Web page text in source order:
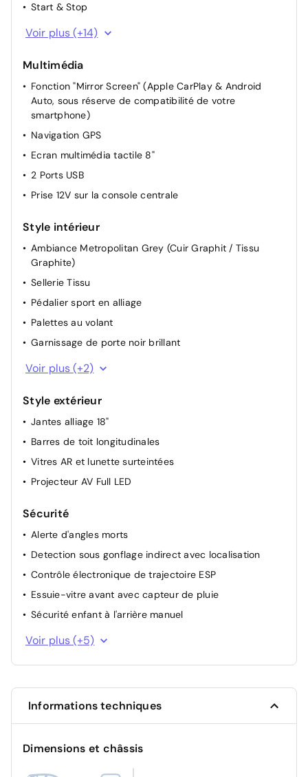
Start & Stop
Direction Assistée électrique
Accès et Démarrage Mains Libres
Appui-tête AV réglable 4 voies
Eclairage du plafonnier à LED AV et AR
Réglage automatique des feux
Rétroviseur intérieur Jour / Nuit Electrochrome
Plancher de coffre escamotable
Allumage automatique des feux de croisement +
Commutation automatique des feux de route / feux de
Voir plus (+14)
Multimédia
Fonction "Mirror Screen" (Apple CarPlay & Android
Auto, sous réserve de compatibilité de votre
smartphone)
Navigation GPS
Ecran multimédia tactile 8"
2 Ports USB
Prise 12V sur la console centrale
Style intérieur
Ambiance Metropolitan Grey (Cuir Graphit / Tissu
Graphite)
Sellerie Tissu
Pédalier sport en alliage
Palettes au volant
Garnissage de porte noir brillant
Miroirs de courtoisie éclairés
Voir plus (+2)
Style extérieur
Jantes alliage 18"
Barres de toit longitudinales
Vitres AR et lunette surteintées
Projecteur AV Full LED
Sécurité
Alerte d'angles morts
Detection sous gonflage indirect avec localisation
Contrôle électronique de trajectoire ESP
Essuie-vitre avant avec capteur de pluie
Sécurité enfant à l'arrière manuel
Fixations ISOFIX sur les sièges passager avant et
latéraux arrière
Airbags Frontaux avant, latéraux avant et rideaux
Airbag passager avant déconnectable manuellement
Verrouillage automatique des ouvrants en roulant
Voir plus (+5)
Informations techniques
Dimensions et châssis